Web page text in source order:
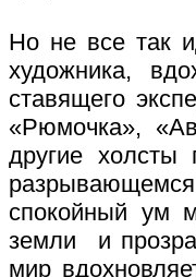
Но не все так
художника,
ставящего
«Рюмочка»,
другие
спокойный ум
земли и
мир